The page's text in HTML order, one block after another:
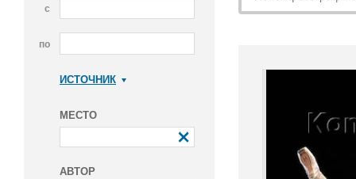
с
по
ИСТОЧНИК
МЕСТО
АВТОР